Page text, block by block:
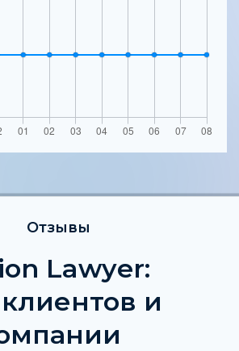
Отзывы
Lawyer:
и